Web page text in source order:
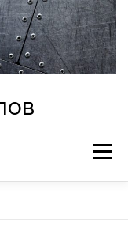
Меню